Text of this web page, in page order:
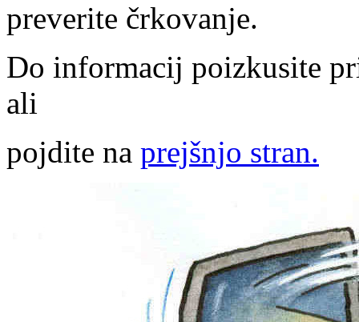
preverite črkovanje.
Do informacij poizkusite
ali
pojdite na prejšnjo stran.